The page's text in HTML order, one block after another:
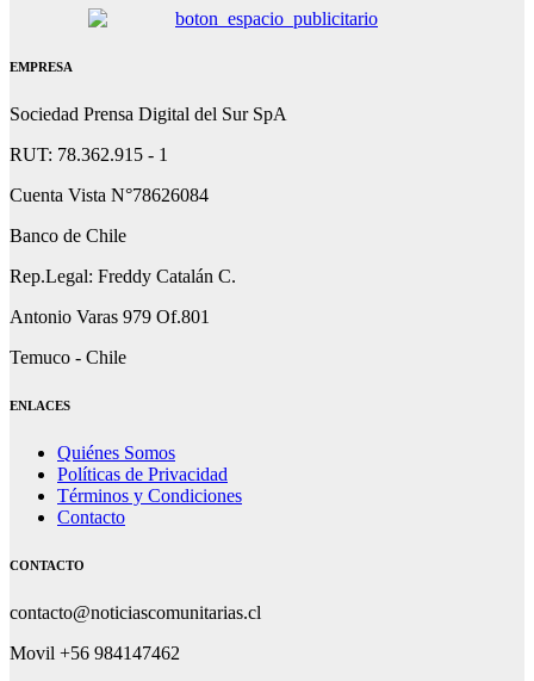
EMPRESA
Sociedad Prensa Digital del Sur SpA
RUT: 78.362.915 - 1
Cuenta Vista N°78626084
Banco de Chile
Rep.Legal: Freddy Catalán C.
Antonio Varas 979 Of.801
Temuco - Chile
ENLACES
Quiénes Somos
Políticas de Privacidad
Términos y Condiciones
Contacto
CONTACTO
contacto@noticiascomunitarias.cl
Movil +56 984147462